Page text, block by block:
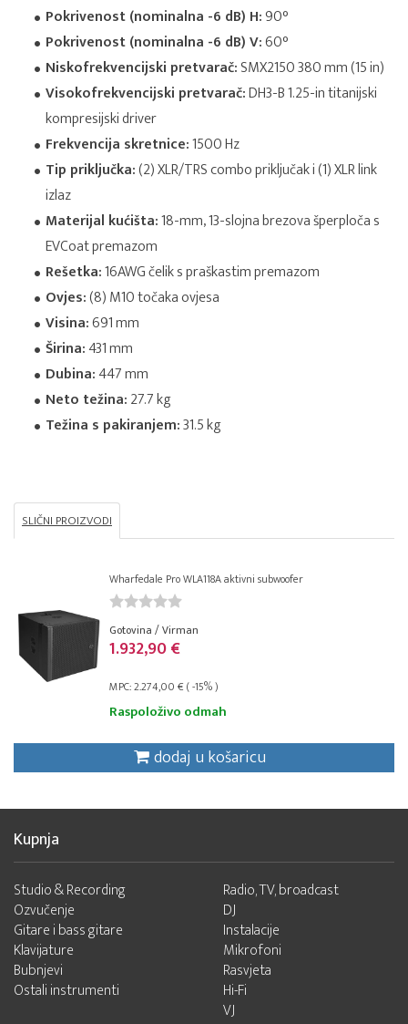
Pokrivenost (nominalna -6 dB) H:90°
Pokrivenost (nominalna -6 dB) V:60°
Niskofrekvencijski pretvarač:SMX2150 380 mm (15 in)
Visokofrekvencijski pretvarač:DH3-B 1.25-in titanijski
kompresijski driver
Frekvencija skretnice:1500 Hz
Tip priključka:(2) XLR/TRS combo priključak i (1) XLR link
izlaz
Materijal kućišta:18-mm, 13-slojna brezova šperploča s
EVCoat premazom
Rešetka:16AWG čelik s praškastim premazom
Ovjes:(8) M10 točaka ovjesa
Visina:691 mm
Širina:431 mm
Dubina:447 mm
Neto težina:27.7 kg
Težina s pakiranjem:31.5 kg
SLIČNI PROIZVODI
Wharfedale Pro WLA118A aktivni subwoofer
Gotovina / Virman
1.932,90 €
MPC: 2.274,00 € ( -15% )
Raspoloživo odmah
dodaj u košaricu
Kupnja
Studio & Recording
Ozvučenje
Gitare i bass gitare
Klavijature
Bubnjevi
Ostali instrumenti
Radio, TV, broadcast
DJ
Instalacije
Mikrofoni
Rasvjeta
Hi-Fi
VJ